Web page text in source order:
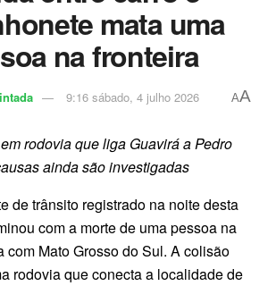
mata uma
na fronteira
9:16 sábado, 4 julho 2026 AA
rodovia que liga Guavirá a Pedro
ainda são investigadas
de trânsito registrado na noite desta
com a morte de uma pessoa na
com Mato Grosso do Sul. A colisão
rodovia que conecta a localidade de